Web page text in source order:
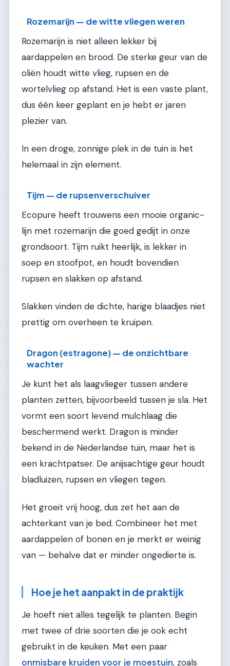
Rozemarijn — de witte vliegen weren
Rozemarijn is niet alleen lekker bij
aardappelen en brood. De sterke geur van de
oliën houdt witte vlieg, rupsen en de
wortelvlieg op afstand. Het is een vaste plant,
dus één keer geplant en je hebt er jaren
plezier van.
In een droge, zonnige plek in de tuin is het
helemaal in zijn element.
Tijm — de rupsenverschuiver
Ecopure heeft trouwens een mooie organic-
lijn met rozemarijn die goed gedijt in onze
grondsoort. Tijm ruikt heerlijk, is lekker in
soep en stoofpot, en houdt bovendien
rupsen en slakken op afstand.
Slakken vinden de dichte, harige blaadjes niet
prettig om overheen te kruipen.
Dragon (estragone) — de onzichtbare
wachter
Je kunt het als laagvlieger tussen andere
planten zetten, bijvoorbeeld tussen je sla. Het
vormt een soort levend mulchlaag die
beschermend werkt. Dragon is minder
bekend in de Nederlandse tuin, maar het is
een krachtpatser. De anijsachtige geur houdt
bladluizen, rupsen en vliegen tegen.
Het groeit vrij hoog, dus zet het aan de
achterkant van je bed. Combineer het met
aardappelen of bonen en je merkt er weinig
van — behalve dat er minder ongedierte is.
Hoe je het aanpakt in de praktijk
Je hoeft niet alles tegelijk te planten. Begin
met twee of drie soorten die je ook echt
gebruikt in de keuken. Met een paar
onmisbare kruiden voor je moestuin, zoals